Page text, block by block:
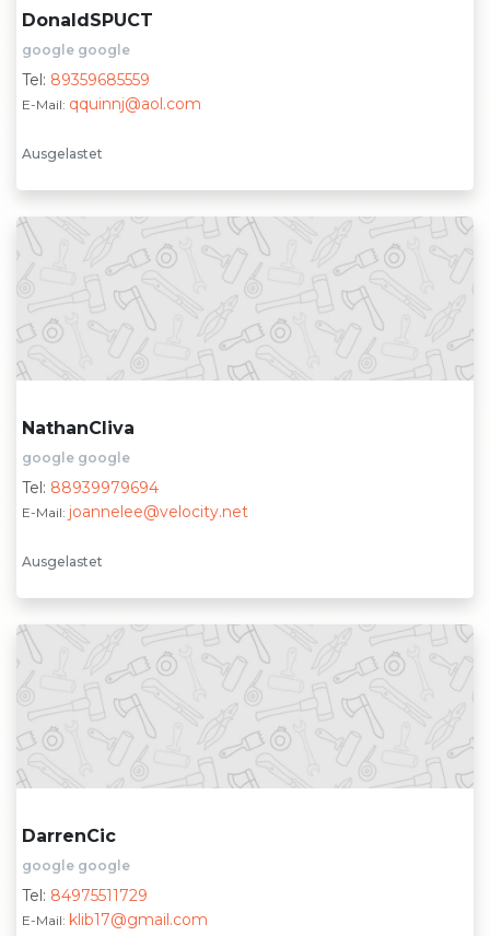
DonaldSPUCT
google google
Tel: 89359685559
E-Mail: qquinnj@aol.com
Ausgelastet
NathanCliva
google google
Tel: 88939979694
E-Mail: joannelee@velocity.net
Ausgelastet
DarrenCic
google google
Tel: 84975511729
E-Mail: klib17@gmail.com